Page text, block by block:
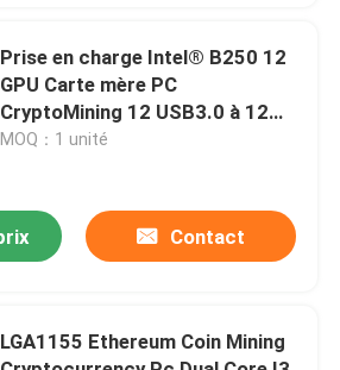
Prise en charge Intel® B250 12
GPU Carte mère PC
CryptoMining 12 USB3.0 à 12
PCIE 16X
MOQ：1 unité
Contact
LGA1155 Ethereum Coin Mining